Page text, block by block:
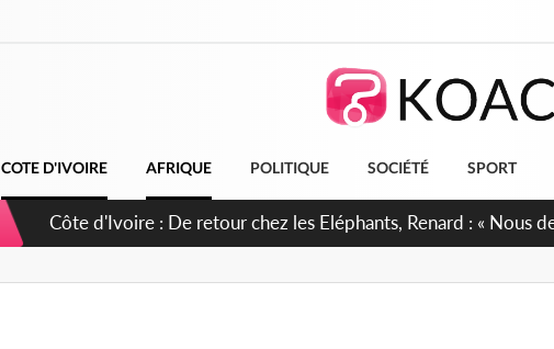
COTE D'IVOIRE AFRIQUE POLITIQUE SOCIÉTÉ SPORT
Côte d'Ivoire : 66e anniversaire de l'Indépendance, les